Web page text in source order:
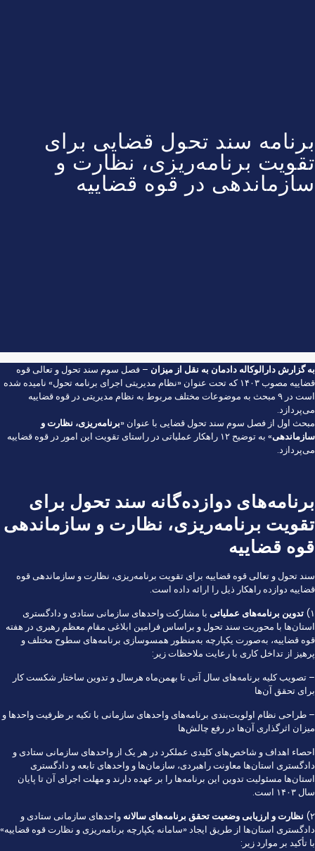
برنامه سند تحول قضایی برای
تقویت برنامه‌ریزی، نظارت و
سازماندهی در قوه قضاییه
به گزارشدارالوکاله دادمان به نقل از میزان – فصل سوم سند تحول و تعالی قوه
قضاییه مصوب ۱۴۰۳ که تحت عنوان «نظام مدیریتی اجرای برنامه تحول» نامیده شده
است در ۹ مبحث به موضوعات مختلف مربوط به نظام مدیریتی در قوه قضاییه
می‌پردازد.
مبحث اول از فصل سوم سند تحول قضایی با عنوان «برنامه‌ریزی، نظارت و
سازماندهی
» به توضیح ۱۲ راهکار عملیاتی در راستای تقویت این امور در قوه قضاییه
می‌پردازد.
برنامه‌های دوازده‌گانه سند تحول برای
تقویت برنامه‌ریزی، نظارت و سازماندهی
قوه قضاییه
سند تحول و تعالی قوه قضاییه برای تقویت برنامه‌ریزی، نظارت و سازماندهی قوه
قضاییه دوازده راهکار ذیل را ارائه داده است.
۱) تدوین برنامه‌های عملیاتی با مشارکت واحد‌های سازمانی ستادی و دادگستری
استان‌ها با محوریت سند تحول و براساس فرامین ابلاغی مقام معظم رهبری در هفته
قوه قضاییه، به‌صورت یکپارچه به‌منظور همسوسازی برنامه‌های سطوح مختلف و
پرهیز از تداخل کاری با رعایت ملاحظات زیر:
– تصویب کلیه برنامه‌های سال آتی تا بهمن‌ماه هرسال و تدوین ساختار شکست کار
برای تحقق آن‌ها
– طراحی نظام اولویت‌بندی برنامه‌های واحد‌های سازمانی با تکیه بر ظرفیت واحد‌ها و
میزان اثرگذاری آن‌ها در رفع چالش‌ها
احصاء اهداف و شاخص‌های کلیدی عملکرد در هر یک از واحد‌های سازمانی ستادی و
دادگستری استان‌ها معاونت راهبردی، سازمان‌ها و واحد‌های تابعه و دادگستری
استان‌ها مسئولیت تدوین این برنامه‌ها را بر عهده دارند و مهلت اجرای آن تا پایان
سال ۱۴۰۳ است.
۲) نظارت و ارزیابی وضعیت تحقق برنامه‌های سالانه واحد‌های سازمانی ستادی و
دادگستری استان‌ها از طریق ایجاد «سامانه یکپارچه برنامه‌ریزی و نظارت قوه قضاییه»
با تأکید بر موارد زیر: